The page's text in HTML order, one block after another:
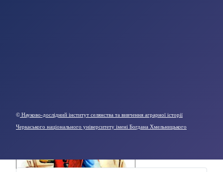
© Науково-дослідний інститут селянства та вивчення аграрної історії
Черкаського національного університету імені Богдана Хмельницького